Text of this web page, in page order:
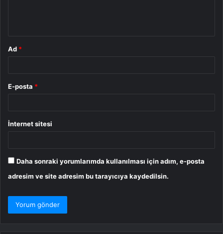
Ad *
E-posta *
İnternet sitesi
Daha sonraki yorumlarımda kullanılması için adım, e-posta
adresim ve site adresim bu tarayıcıya kaydedilsin.